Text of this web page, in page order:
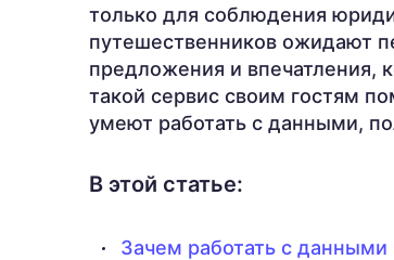
только для соблюдения
путешественников ожидают
предложения и впечатления,
такой сервис своим гостям
умеют работать с данными,
В этой статье:
Зачем работать с данными